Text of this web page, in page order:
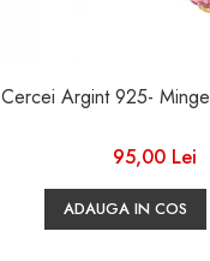
Cercei Argint 925-
95,00 Lei
ADAUGA IN COS